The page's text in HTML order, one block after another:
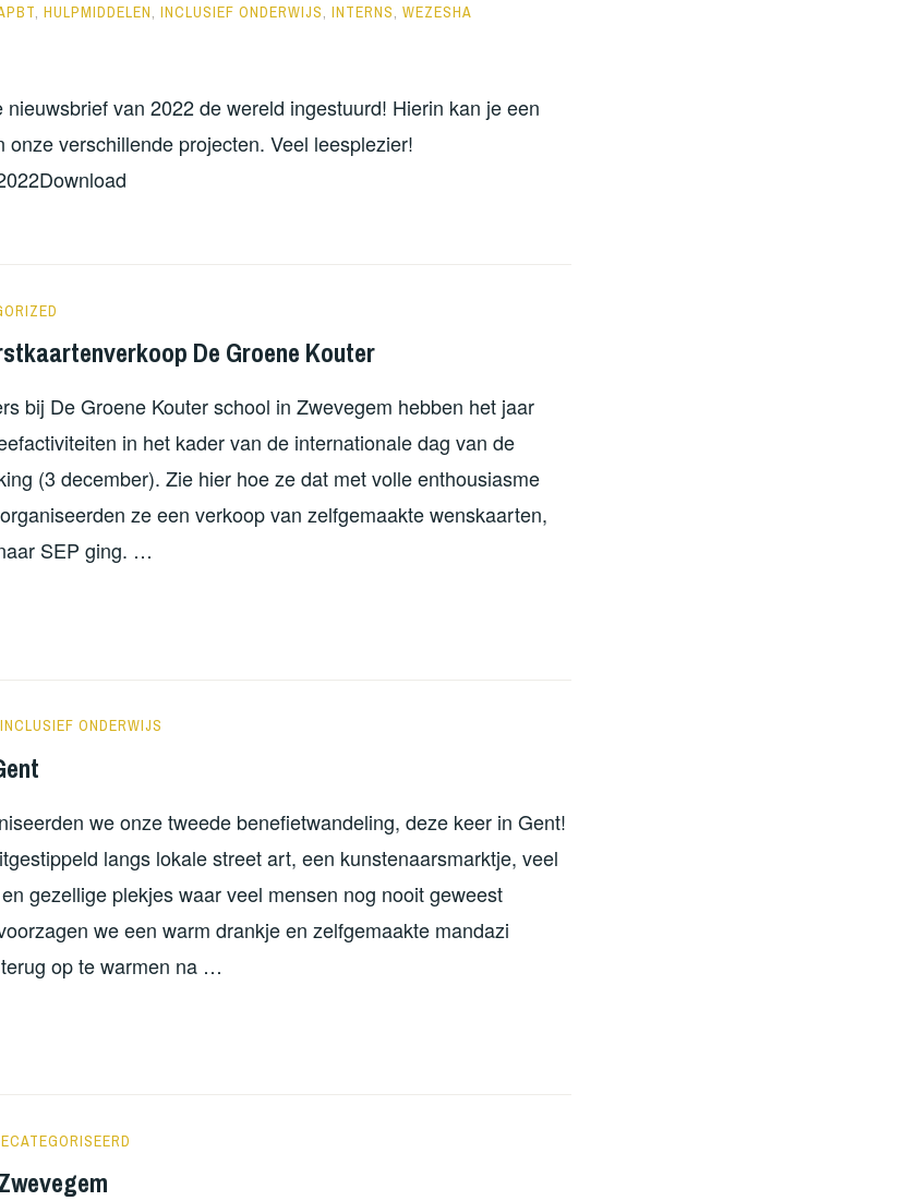
, HULPMIDDELEN, INCLUSIEF ONDERWIJS, INTERNS, WEZESHA
van 2022 de wereld ingestuurd! Hierin kan je een
onze verschillende projecten. Veel leesplezier!
De Groene Kouter
bij De Groene Kouter school in Zwevegem hebben het jaar
in het kader van de internationale dag van de
(3 december). Zie hier hoe ze dat met volle enthousiasme
ze een verkoop van zelfgemaakte wenskaarten,
SEP ging. …
INCLUSIEF ONDERWIJS
we onze tweede benefietwandeling, deze keer in Gent!
langs lokale street art, een kunstenaarsmarktje, veel
gezellige plekjes waar veel mensen nog nooit geweest
we een warm drankje en zelfgemaakte mandazi
op te warmen na …